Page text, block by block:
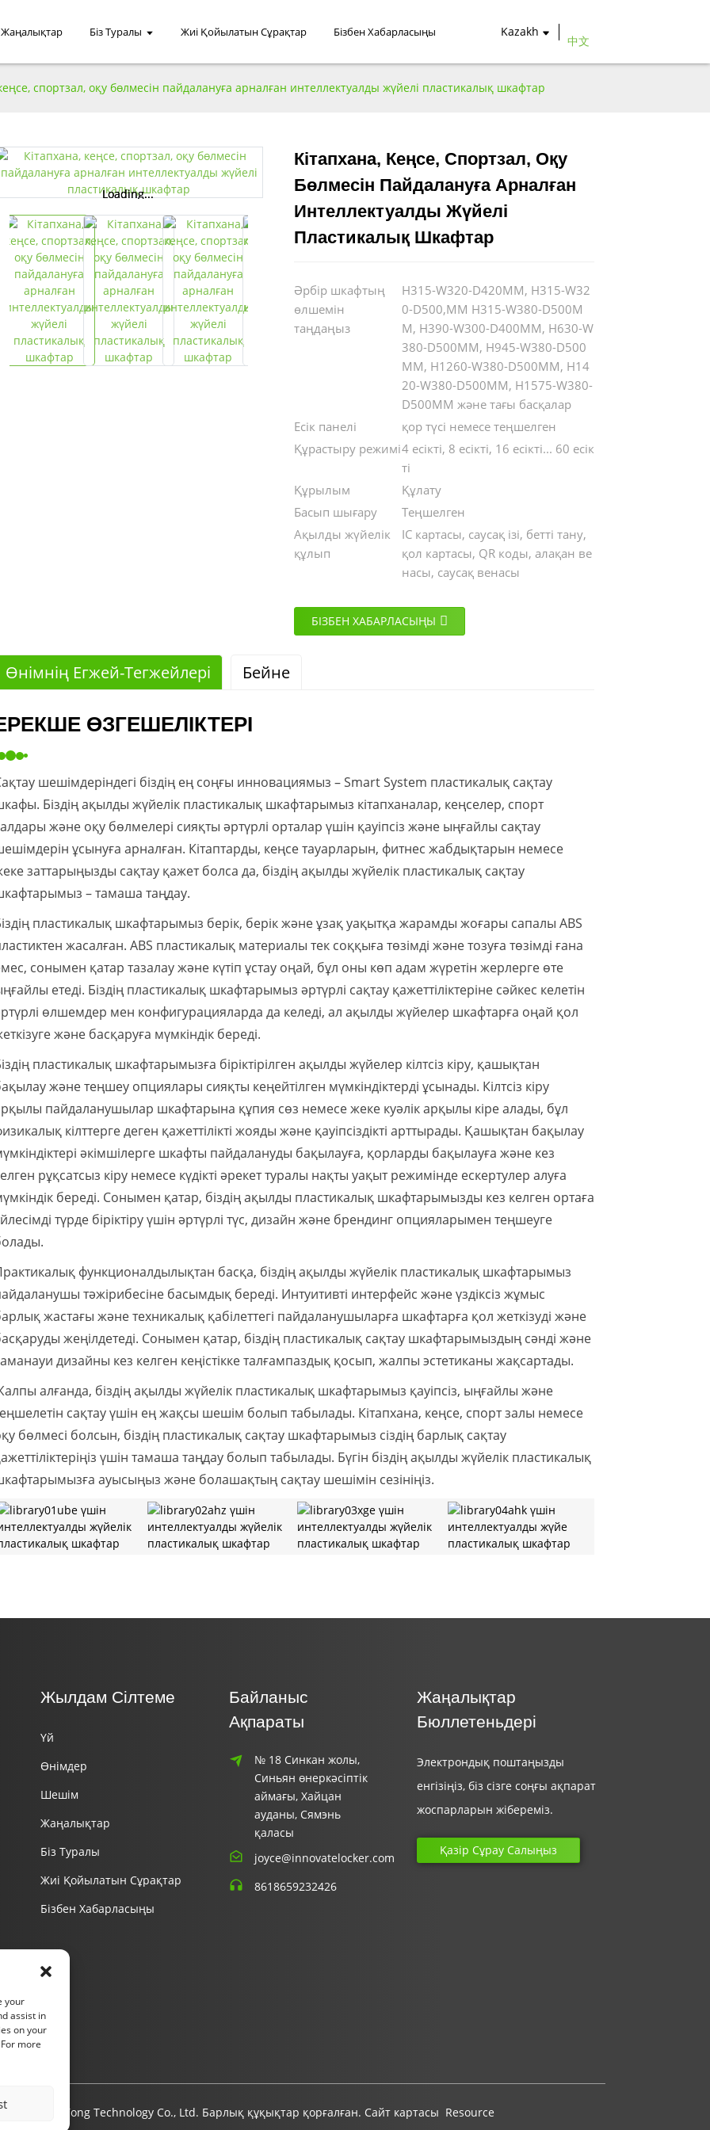
Жаңалықтар Біз Туралы Жиі Қойылатын Сұрақтар Бізбен Хабарласыңы Kazakh
中文
спортзал, оқу бөлмесін пайдалануға арналған интеллектуалды жүйелі пластикалық шкафтар
Loading...
Loading... Loading...
Loading...
Кітапхана, Кеңсе, Спортзал, Оқу
Бөлмесін Пайдалануға Арналған
Интеллектуалды Жүйелі
Пластикалық Шкафтар
Әрбір шкафтың
өлшемін
таңдаңыз
H315-W320-D420MM, H315-W32
0-D500,MM H315-W380-D500M
M, H390-W300-D400MM, H630-W
380-D500MM, H945-W380-D500
MM, H1260-W380-D500MM, H14
20-W380-D500MM, H1575-W380-
D500MM және тағы басқалар
Есік панелі
қор түсі немесе теңшелген
Құрастыру режимі4 есікті, 8 есікті, 16 есікті... 60 есік
ті
Құрылым
Құлату
Басып шығару
Теңшелген
Ақылды жүйелік
құлып
IC картасы, саусақ ізі, бетті тану,
қол картасы, QR коды, алақан ве
насы, саусақ венасы
БІЗБЕН ХАБАРЛАСЫҢЫ
Өнімнің Егжей-Тегжейлері Бейне
ӨЗГЕШЕЛІКТЕРІ
шешімдеріндегі біздің ең соңғы инновациямыз – Smart System пластикалық сақтау
Біздің ақылды жүйелік пластикалық шкафтарымыз кітапханалар, кеңселер, спорт
және оқу бөлмелері сияқты әртүрлі орталар үшін қауіпсіз және ыңғайлы сақтау
ұсынуға арналған. Кітаптарды, кеңсе тауарларын, фитнес жабдықтарын немесе
заттарыңызды сақтау қажет болса да, біздің ақылды жүйелік пластикалық сақтау
– тамаша таңдау.
пластикалық шкафтарымыз берік, берік және ұзақ уақытқа жарамды жоғары сапалы ABS
жасалған. ABS пластикалық материалы тек соққыға төзімді және тозуға төзімді ғана
сонымен қатар тазалау және күтіп ұстау оңай, бұл оны көп адам жүретін жерлерге өте
етеді. Біздің пластикалық шкафтарымыз әртүрлі сақтау қажеттіліктеріне сәйкес келетін
өлшемдер мен конфигурацияларда да келеді, ал ақылды жүйелер шкафтарға оңай қол
және басқаруға мүмкіндік береді.
пластикалық шкафтарымызға біріктірілген ақылды жүйелер кілтсіз кіру, қашықтан
және теңшеу опциялары сияқты кеңейтілген мүмкіндіктерді ұсынады. Кілтсіз кіру
пайдаланушылар шкафтарына құпия сөз немесе жеке куәлік арқылы кіре алады, бұл
кілттерге деген қажеттілікті жояды және қауіпсіздікті арттырады. Қашықтан бақылау
әкімшілерге шкафты пайдалануды бақылауға, қорларды бақылауға және кез
рұқсатсыз кіру немесе күдікті әрекет туралы нақты уақыт режимінде ескертулер алуға
береді. Сонымен қатар, біздің ақылды пластикалық шкафтарымызды кез келген ортаға
түрде біріктіру үшін әртүрлі түс, дизайн және брендинг опцияларымен теңшеуге
функционалдылықтан басқа, біздің ақылды жүйелік пластикалық шкафтарымыз
тәжірибесіне басымдық береді. Интуитивті интерфейс және үздіксіз жұмыс
жастағы және техникалық қабілеттегі пайдаланушыларға шкафтарға қол жеткізуді және
жеңілдетеді. Сонымен қатар, біздің пластикалық сақтау шкафтарымыздың сәнді және
дизайны кез келген кеңістікке талғампаздық қосып, жалпы эстетиканы жақсартады.
алғанда, біздің ақылды жүйелік пластикалық шкафтарымыз қауіпсіз, ыңғайлы және
сақтау үшін ең жақсы шешім болып табылады. Кітапхана, кеңсе, спорт залы немесе
бөлмесі болсын, біздің пластикалық сақтау шкафтарымыз сіздің барлық сақтау
үшін тамаша таңдау болып табылады. Бүгін біздің ақылды жүйелік пластикалық
ауысыңыз және болашақтың сақтау шешімін сезініңіз.
Жылдам Сілтеме
Үй
Өнімдер
Шешім
Жаңалықтар
Біз Туралы
Жиі Қойылатын Сұрақтар
Бізбен Хабарласыңы
Байланыс
Ақпараты
№ 18 Синкан жолы,
Синьян өнеркәсіптік
аймағы, Хайцан
ауданы, Сямэнь
қаласы
joyce@innovatelocker.com
8618659232426
Жаңалықтар
Бюллетеньдері
Электрондық поштаңызды
енгізіңіз, біз сізге соңғы ақпарат
жоспарларын жібереміз.
Қазір Сұрау Салыңыз
Fu Gui Tong Technology Co., Ltd. Барлық құқықтар қорғалған. Сайт картасы Resource
your
assist in
on your
more